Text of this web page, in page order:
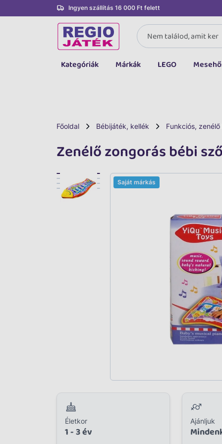
Ingyen szállítás 16 000 Ft felett
Kategóriák
LEGO
Kreatív, fejlesztő
Baba, babakocsi
Márkák LEGO
Főoldal Bébijáték, kellék Funkciós,
Zenélő zongorás bébi
Saját márkás
Életkor
1 - 3 év
Ajánljuk